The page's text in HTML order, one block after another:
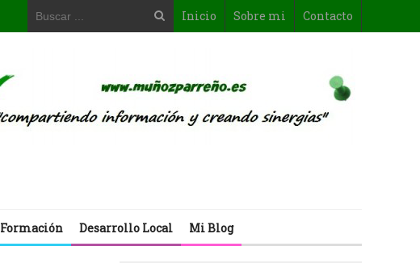
Inicio Sobre mi Contacto
Formación Desarrollo Local Mi Blog